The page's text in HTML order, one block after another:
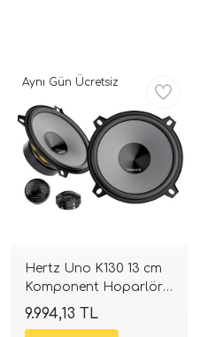
Setleri)
Arac Baslari)
Hertz Uno K130 13 cm
Komponent Hoparlör
Takımı | 220 W | 4 Ohm
| SPLHIFI
9.994,13 TL
Aynı Gün Ücretsiz